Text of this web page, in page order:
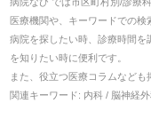
病院なび では市区町村別/診療
医療機関や、キーワードでの検
病院を探したい時、診療時間を
を知りたい時に便利です。
また、役立つ医療コラムなども
関連キーワード: 内科 / 脳神経